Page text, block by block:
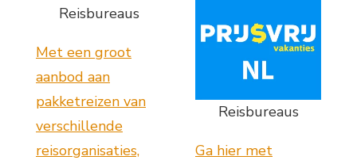
Reisbureaus
Met een groot
aanbod aan
pakketreizen van
verschillende
reisorganisaties,
Reisbureaus
Ga hier met